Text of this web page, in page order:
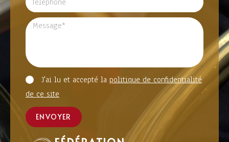
J'ai lu et accepté la politique de confidentialité
de ce site
ENVOYER